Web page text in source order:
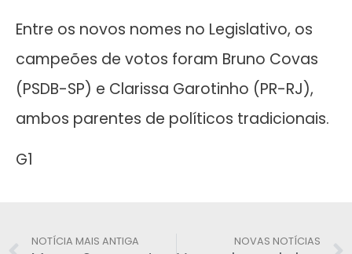
Entre os novos nomes no Legislativo, os
campeões de votos foram Bruno Covas
(PSDB-SP) e Clarissa Garotinho (PR-RJ),
ambos parentes de políticos tradicionais.
G1
NOTÍCIA MAIS ANTIGA NOVAS NOTÍCIAS